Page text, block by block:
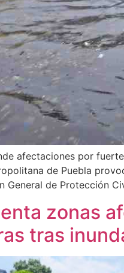
afectaciones por
de Puebla
General de Protección
zonas
tras